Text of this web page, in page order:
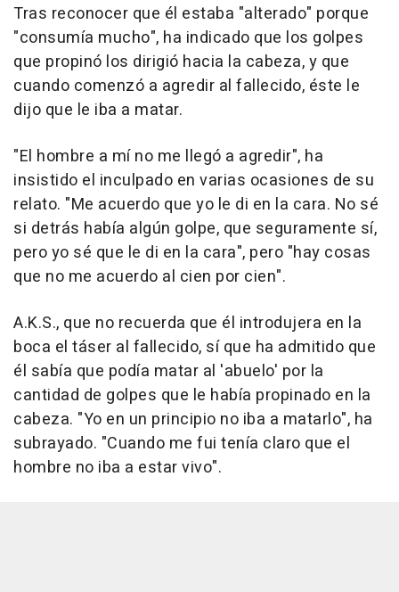
Tras reconocer que él estaba "alterado" porque
"consumía mucho", ha indicado que los golpes
que propinó los dirigió hacia la cabeza, y que
cuando comenzó a agredir al fallecido, éste le
dijo que le iba a matar.
"El hombre a mí no me llegó a agredir", ha
insistido el inculpado en varias ocasiones de su
relato. "Me acuerdo que yo le di en la cara. No sé
si detrás había algún golpe, que seguramente sí,
pero yo sé que le di en la cara", pero "hay cosas
que no me acuerdo al cien por cien".
A.K.S., que no recuerda que él introdujera en la
boca el táser al fallecido, sí que ha admitido que
él sabía que podía matar al 'abuelo' por la
cantidad de golpes que le había propinado en la
cabeza. "Yo en un principio no iba a matarlo", ha
subrayado. "Cuando me fui tenía claro que el
hombre no iba a estar vivo".